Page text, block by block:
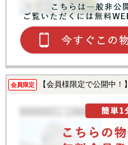
会員限定 【会員様限定で公開中！】